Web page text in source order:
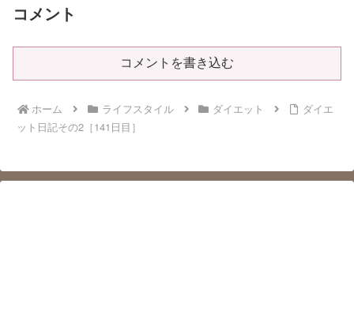
コメント
コメントを書き込む
ホーム ライフスタイル ダイエット
ダイエ
ット日記その2［141日目］